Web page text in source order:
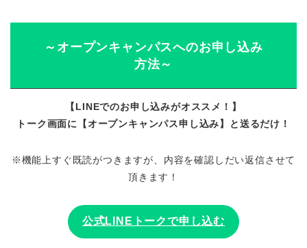
～オープンキャンパスへのお申し込み
方法～
【LINEでのお申し込みがオススメ！】
トーク画面に【オープンキャンパス申し込み】と送るだけ！
※機能上すぐ既読がつきますが、内容を確認しだい返信させて
頂きます！
公式LINEトークで申し込む